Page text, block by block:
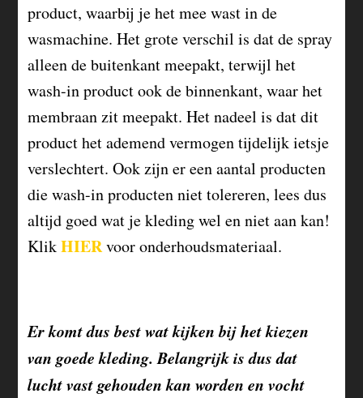
product, waarbij je het mee wast in de
wasmachine. Het grote verschil is dat de spray
alleen de buitenkant meepakt, terwijl het
wash-in product ook de binnenkant, waar het
membraan zit meepakt. Het nadeel is dat dit
product het ademend vermogen tijdelijk ietsje
verslechtert. Ook zijn er een aantal producten
die wash-in producten niet tolereren, lees dus
altijd goed wat je kleding wel en niet aan kan!
KlikHIERvoor onderhoudsmateriaal.
Er komt dus best wat kijken bij het kiezen
van goede kleding. Belangrijk is dus dat
lucht vast gehouden kan worden en vocht